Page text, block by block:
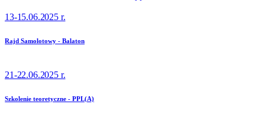
13-15.06.2025 r.
Rajd Samolotowy - Balaton
21-22.06.2025 r.
Szkolenie teoretyczne - PPL(A)